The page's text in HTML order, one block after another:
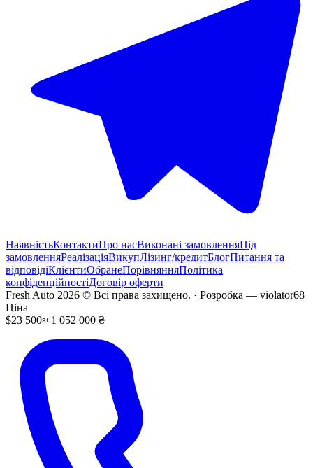
НаявністьКонтактиПро насВиконані замовленняПід
замовленняРеалізаціяВикупЛізинг/кредитБлогПитання та
відповідіКлієнтиОбранеПорівнянняПолітика
конфіденційностіДоговір оферти
Fresh Auto 2026 © Всі права захищено. · Розробка — violator68
Ціна
$23 500≈ 1 052 000 ₴